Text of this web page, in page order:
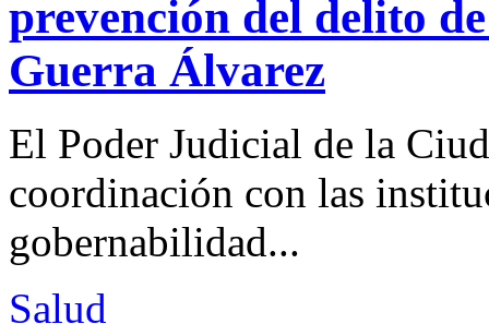
prevención del delito
Guerra Álvarez
El Poder Judicial de la
coordinación con las
gobernabilidad...
Salud